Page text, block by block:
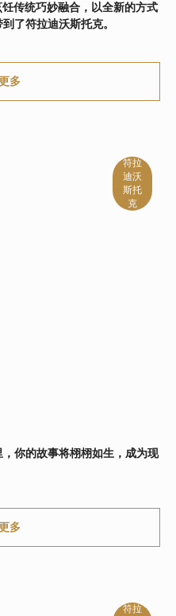
传统巧妙融合，以全新的方式
了符拉迪沃斯托克。
多
符拉
迪沃
斯托
克
你的故事将栩栩如生，成为现
多
符拉